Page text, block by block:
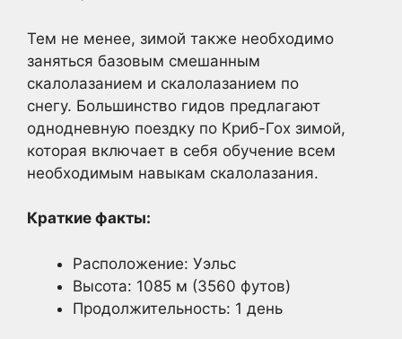
Тем не менее, зимой также необходимо
заняться базовым смешанным
скалолазанием и скалолазанием по
снегу. Большинство гидов предлагают
однодневную поездку по Криб-Гох зимой,
которая включает в себя обучение всем
необходимым навыкам скалолазания.
Краткие факты:
Расположение: Уэльс
Высота: 1085 м (3560 футов)
Продолжительность: 1 день